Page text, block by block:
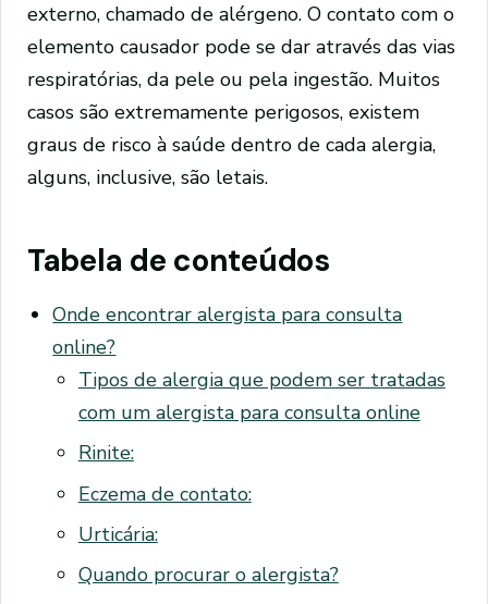
externo, chamado de alérgeno. O contato com o
elemento causador pode se dar através das vias
respiratórias, da pele ou pela ingestão. Muitos
casos são extremamente perigosos, existem
graus de risco à saúde dentro de cada alergia,
alguns, inclusive, são letais.
Tabela de conteúdos
Onde encontrar alergista para consulta
online?
Tipos de alergia que podem ser tratadas
com um alergista para consulta online
Rinite:
Eczema de contato:
Urticária:
Quando procurar o alergista?